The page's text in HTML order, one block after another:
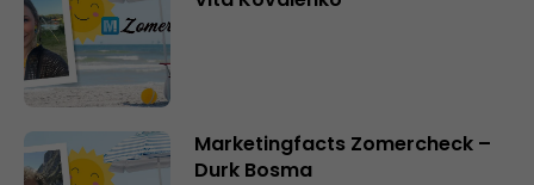
Marketingfacts Zomercheck –
Durk Bosma